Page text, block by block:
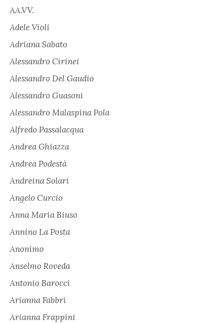
AA.VV.
Adele Violi
Adriana Sabato
Alessandro Cirinei
Alessandro Del Gaudio
Alessandro Guasoni
Alessandro Malaspina Pola
Alfredo Passalacqua
Andrea Ghiazza
Andrea Podestà
Andreina Solari
Angelo Curcio
Anna Maria Biuso
Annino La Posta
Anonimo
Anselmo Roveda
Antonio Barocci
Arianna Fabbri
Arianna Frappini